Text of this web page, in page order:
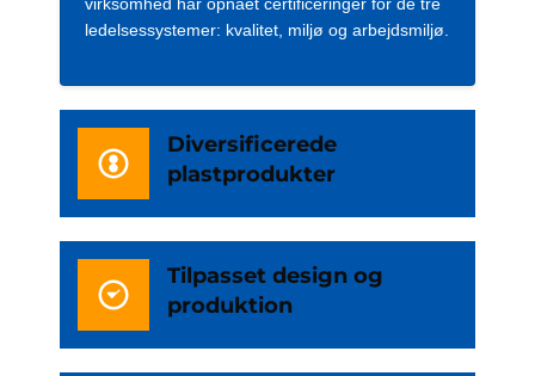
ledelsessystemer: kvalitet, miljø og arbejdsmiljø.
Diversificerede
plastprodukter
Tilpasset design og
produktion